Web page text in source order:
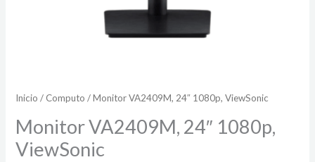
Inicio / Computo / Monitor VA2409M, 24″ 1080p, ViewSonic
Monitor VA2409M, 24″ 1080p,
ViewSonic